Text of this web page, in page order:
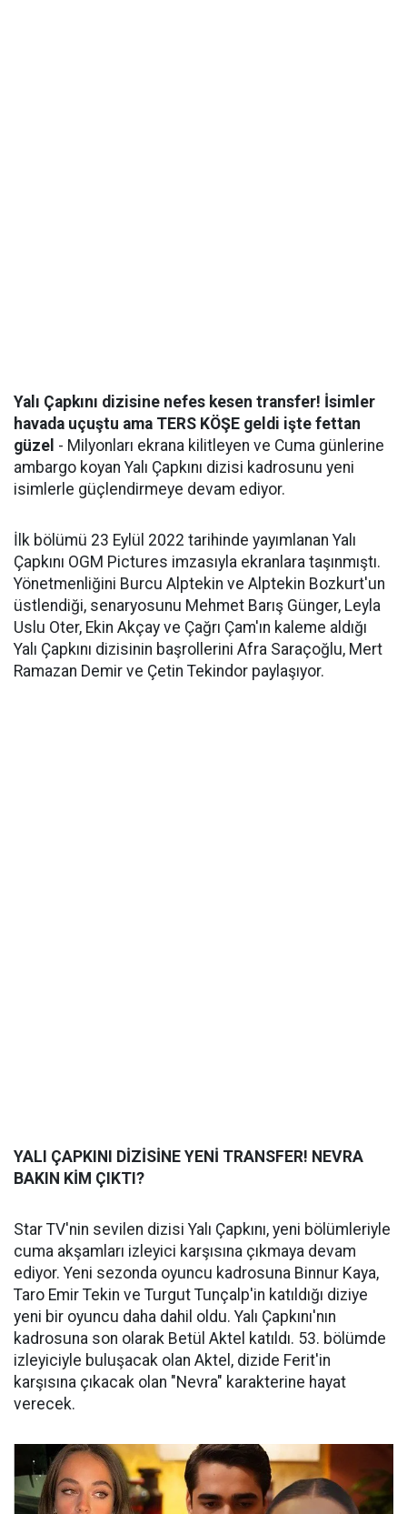
Yalı Çapkını dizisine nefes kesen transfer! İsimler
havada uçuştu ama TERS KÖŞE geldi işte fettan
güzel - Milyonları ekrana kilitleyen ve Cuma günlerine
ambargo koyan Yalı Çapkını dizisi kadrosunu yeni
isimlerle güçlendirmeye devam ediyor.
İlk bölümü 23 Eylül 2022 tarihinde yayımlanan Yalı
Çapkını OGM Pictures imzasıyla ekranlara taşınmıştı.
Yönetmenliğini Burcu Alptekin ve Alptekin Bozkurt'un
üstlendiği, senaryosunu Mehmet Barış Günger, Leyla
Uslu Oter, Ekin Akçay ve Çağrı Çam'ın kaleme aldığı
Yalı Çapkını dizisinin başrollerini Afra Saraçoğlu, Mert
Ramazan Demir ve Çetin Tekindor paylaşıyor.
YALI ÇAPKINI DİZİSİNE YENİ TRANSFER! NEVRA
BAKIN KİM ÇIKTI?
Star TV'nin sevilen dizisi Yalı Çapkını, yeni bölümleriyle
cuma akşamları izleyici karşısına çıkmaya devam
ediyor. Yeni sezonda oyuncu kadrosuna Binnur Kaya,
Taro Emir Tekin ve Turgut Tunçalp'in katıldığı diziye
yeni bir oyuncu daha dahil oldu. Yalı Çapkını'nın
kadrosuna son olarak Betül Aktel katıldı. 53. bölümde
izleyiciyle buluşacak olan Aktel, dizide Ferit'in
karşısına çıkacak olan "Nevra" karakterine hayat
verecek.